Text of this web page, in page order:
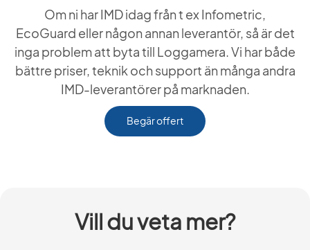
Om ni har IMD idag från t ex Infometric,
EcoGuard eller någon annan leverantör, så är det
inga problem att byta till Loggamera. Vi har både
bättre priser, teknik och support än många andra
IMD-leverantörer på marknaden.
Begär offert
Vill du veta mer?